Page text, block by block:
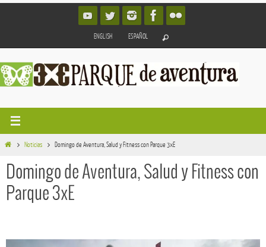
ENGLISH ESPAÑOL
InicioNoticias Domingo de Aventura, Salud y Fitness con Parque 3xE
Domingo de Aventura, Salud y Fitness con
Parque 3xE